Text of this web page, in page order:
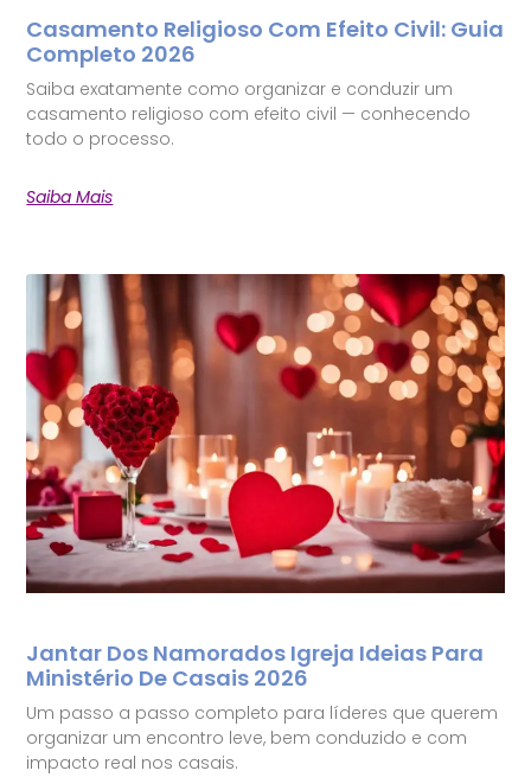
Casamento Religioso Com Efeito Civil: Guia
Completo 2026
Saiba exatamente como organizar e conduzir um
casamento religioso com efeito civil — conhecendo
todo o processo.
Saiba Mais
Jantar Dos Namorados Igreja Ideias Para
Ministério De Casais 2026
Um passo a passo completo para líderes que querem
organizar um encontro leve, bem conduzido e com
impacto real nos casais.